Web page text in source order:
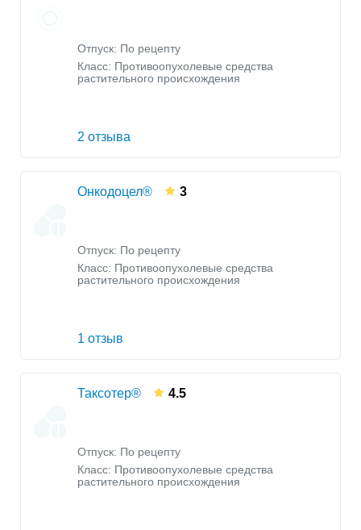
Отпуск: По рецепту
Класс: Противоопухолевые средства
растительного происхождения
2 отзыва
Онкодоцел® 3
Отпуск: По рецепту
Класс: Противоопухолевые средства
растительного происхождения
1 отзыв
Таксотер® 4.5
Отпуск: По рецепту
Класс: Противоопухолевые средства
растительного происхождения